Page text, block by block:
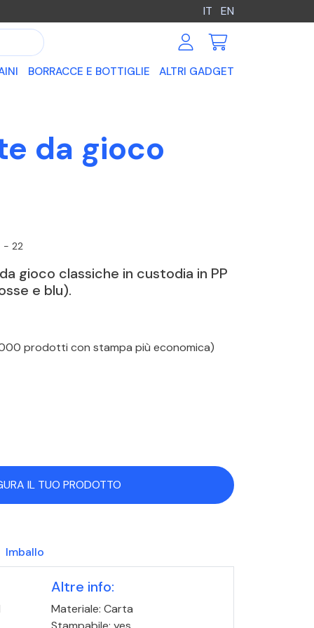
IT EN
BORRACCE E BOTTIGLIE ALTRI GADGET
da gioco
- 22
gioco classiche in custodia in PP
e blu).
prodotti con stampa più economica)
IL TUO PRODOTTO
Imballo
Altre info:
Materiale: Carta